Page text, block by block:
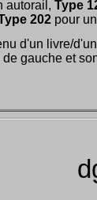
autorail, Type
202 pour
d'un livre/
gauche et